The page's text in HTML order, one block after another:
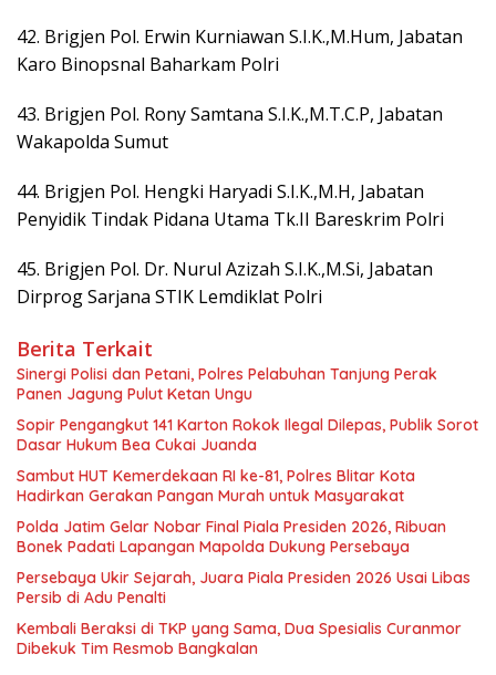
42. Brigjen Pol. Erwin Kurniawan S.I.K.,M.Hum, Jabatan
Karo Binopsnal Baharkam Polri
43. Brigjen Pol. Rony Samtana S.I.K.,M.T.C.P, Jabatan
Wakapolda Sumut
44. Brigjen Pol. Hengki Haryadi S.I.K.,M.H, Jabatan
Penyidik Tindak Pidana Utama Tk.II Bareskrim Polri
45. Brigjen Pol. Dr. Nurul Azizah S.I.K.,M.Si, Jabatan
Dirprog Sarjana STIK Lemdiklat Polri
Berita Terkait
Sinergi Polisi dan Petani, Polres Pelabuhan Tanjung Perak
Panen Jagung Pulut Ketan Ungu
Sopir Pengangkut 141 Karton Rokok Ilegal Dilepas, Publik Sorot
Dasar Hukum Bea Cukai Juanda
Sambut HUT Kemerdekaan RI ke-81, Polres Blitar Kota
Hadirkan Gerakan Pangan Murah untuk Masyarakat
Polda Jatim Gelar Nobar Final Piala Presiden 2026, Ribuan
Bonek Padati Lapangan Mapolda Dukung Persebaya
Persebaya Ukir Sejarah, Juara Piala Presiden 2026 Usai Libas
Persib di Adu Penalti
Kembali Beraksi di TKP yang Sama, Dua Spesialis Curanmor
Dibekuk Tim Resmob Bangkalan